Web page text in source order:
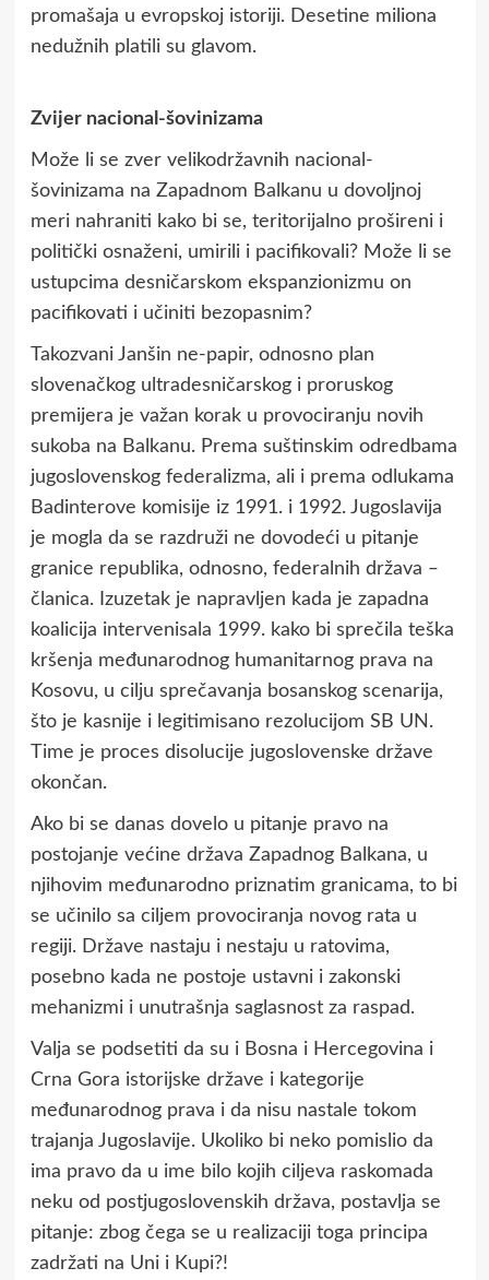
promašaja u evropskoj istoriji. Desetine miliona
nedužnih platili su glavom.
Zvijer nacional-šovinizama
Može li se zver velikodržavnih nacional-
šovinizama na Zapadnom Balkanu u dovoljnoj
meri nahraniti kako bi se, teritorijalno prošireni i
politički osnaženi, umirili i pacifikovali? Može li se
ustupcima desničarskom ekspanzionizmu on
pacifikovati i učiniti bezopasnim?
Takozvani Janšin ne-papir, odnosno plan
slovenačkog ultradesničarskog i proruskog
premijera je važan korak u provociranju novih
sukoba na Balkanu. Prema suštinskim odredbama
jugoslovenskog federalizma, ali i prema odlukama
Badinterove komisije iz 1991. i 1992. Jugoslavija
je mogla da se razdruži ne dovodeći u pitanje
granice republika, odnosno, federalnih država ‒
članica. Izuzetak je napravljen kada je zapadna
koalicija intervenisala 1999. kako bi sprečila teška
kršenja međunarodnog humanitarnog prava na
Kosovu, u cilju sprečavanja bosanskog scenarija,
što je kasnije i legitimisano rezolucijom SB UN.
Time je proces disolucije jugoslovenske države
okončan.
Ako bi se danas dovelo u pitanje pravo na
postojanje većine država Zapadnog Balkana, u
njihovim međunarodno priznatim granicama, to bi
se učinilo sa ciljem provociranja novog rata u
regiji. Države nastaju i nestaju u ratovima,
posebno kada ne postoje ustavni i zakonski
mehanizmi i unutrašnja saglasnost za raspad.
Valja se podsetiti da su i Bosna i Hercegovina i
Crna Gora istorijske države i kategorije
međunarodnog prava i da nisu nastale tokom
trajanja Jugoslavije. Ukoliko bi neko pomislio da
ima pravo da u ime bilo kojih ciljeva raskomada
neku od postjugoslovenskih država, postavlja se
pitanje: zbog čega se u realizaciji toga principa
zadržati na Uni i Kupi?!